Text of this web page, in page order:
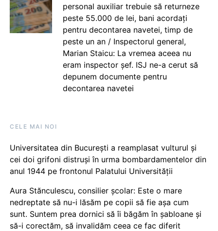
personal auxiliar trebuie să returneze
peste 55.000 de lei, bani acordați
pentru decontarea navetei, timp de
peste un an / Inspectorul general,
Marian Staicu: La vremea aceea nu
eram inspector șef. ISJ ne-a cerut să
depunem documente pentru
decontarea navetei
CELE MAI NOI
Universitatea din București a reamplasat vulturul și
cei doi grifoni distruși în urma bombardamentelor din
anul 1944 pe frontonul Palatului Universității
Aura Stănculescu, consilier școlar: Este o mare
nedreptate să nu-i lăsăm pe copii să fie așa cum
sunt. Suntem prea dornici să îi băgăm în șabloane și
să-i corectăm, să invalidăm ceea ce fac diferit